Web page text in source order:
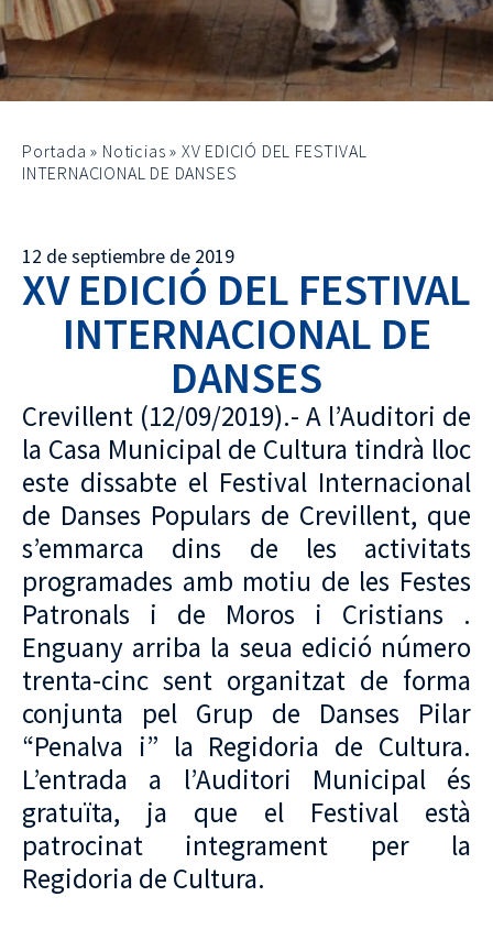
Portada » Noticias » XV EDICIÓ DEL FESTIVAL
INTERNACIONAL DE DANSES
12 de septiembre de 2019
XV EDICIÓ DEL FESTIVAL
INTERNACIONAL DE
DANSES
Crevillent (12/09/2019).- A l’Auditori de
la Casa Municipal de Cultura tindrà lloc
este dissabte el Festival Internacional
de Danses Populars de Crevillent, que
s’emmarca dins de les activitats
programades amb motiu de les Festes
Patronals i de Moros i Cristians .
Enguany arriba la seua edició número
trenta-cinc sent organitzat de forma
conjunta pel Grup de Danses Pilar
“Penalva i” la Regidoria de Cultura.
L’entrada a l’Auditori Municipal és
gratuïta, ja que el Festival està
patrocinat integrament per la
Regidoria de Cultura.